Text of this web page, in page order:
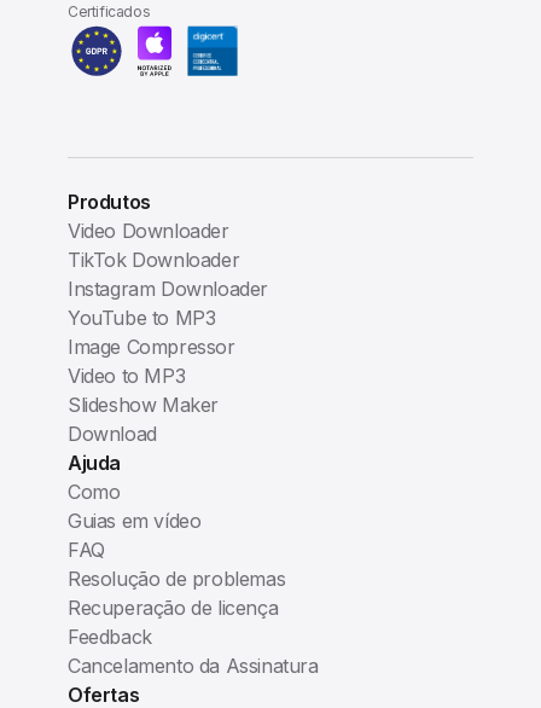
Certificados
Produtos
Video Downloader
TikTok Downloader
Instagram Downloader
YouTube to MP3
Image Compressor
Video to MP3
Slideshow Maker
Download
Ajuda
Como
Guias em vídeo
FAQ
Resolução de problemas
Recuperação de licença
Feedback
Cancelamento da Assinatura
Ofertas